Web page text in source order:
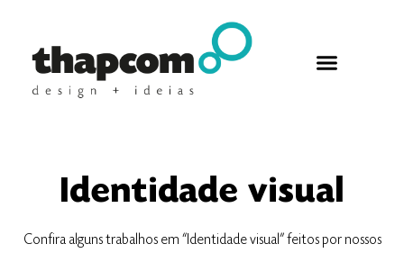
Identidade visual
Confira alguns trabalhos em “Identidade visual” feitos por nossos